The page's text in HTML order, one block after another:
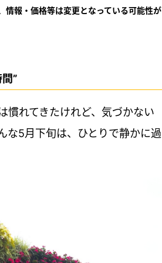
報・価格等は変更となっている可能性が
”
慣れてきたけれど、気づかない
な5月下旬は、ひとりで静かに過